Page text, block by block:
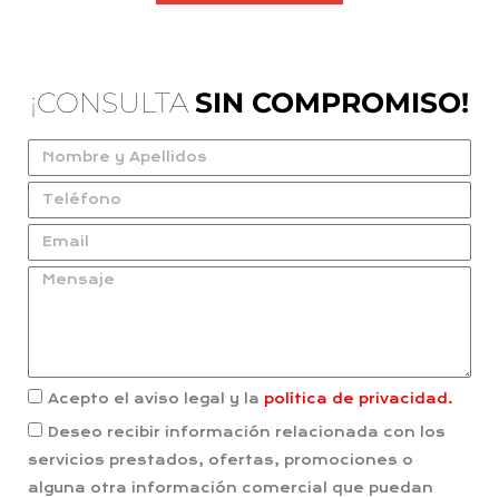
¡CONSULTA SIN COMPROMISO!
Acepto el aviso legal y la política de privacidad.
Deseo recibir información relacionada con los
servicios prestados, ofertas, promociones o
alguna otra información comercial que puedan